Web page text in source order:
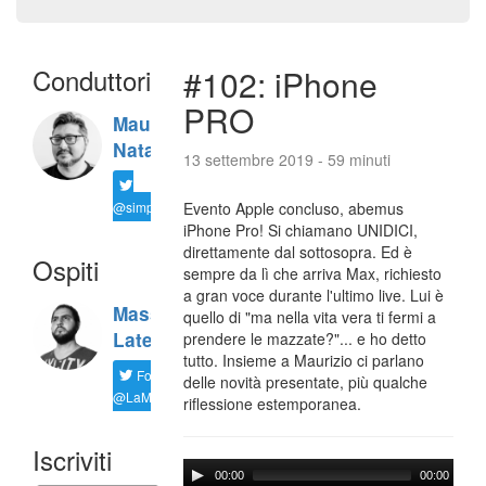
Conduttori
Maurizio
Natali
@simplemal
Ospiti
Massimiliano
Latella
Follow
@LaMaxImages
Iscriviti
#102: iPhone
PRO
13 settembre 2019 - 59 minuti
Evento Apple concluso, abemus
iPhone Pro! Si chiamano UNIDICI,
direttamente dal sottosopra. Ed è
sempre da lì che arriva Max, richiesto
a gran voce durante l'ultimo live. Lui è
quello di "ma nella vita vera ti fermi a
prendere le mazzate?"... e ho detto
tutto. Insieme a Maurizio ci parlano
delle novità presentate, più qualche
riflessione estemporanea.
00:00 00:00